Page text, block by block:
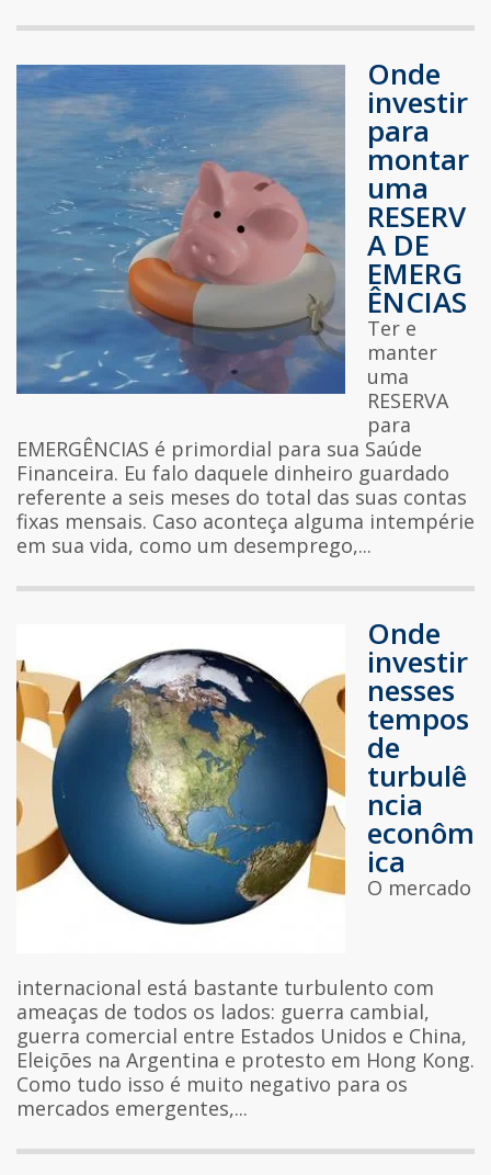
Onde
investir
para
montar
uma
RESERV
A DE
EMERG
ÊNCIAS
Ter e
manter
uma
RESERVA
para
EMERGÊNCIAS é primordial para sua Saúde
Financeira. Eu falo daquele dinheiro guardado
referente a seis meses do total das suas contas
fixas mensais. Caso aconteça alguma intempérie
em sua vida, como um desemprego,...
Onde
investir
nesses
tempos
de
turbulê
ncia
econôm
ica
O mercado
internacional está bastante turbulento com
ameaças de todos os lados: guerra cambial,
guerra comercial entre Estados Unidos e China,
Eleições na Argentina e protesto em Hong Kong.
Como tudo isso é muito negativo para os
mercados emergentes,...